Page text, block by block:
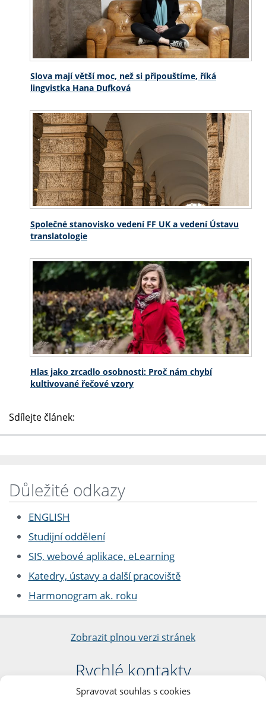
Spravovat souhlas s cookies
Slova mají větší moc, než si připouštíme, říká
lingvistka Hana Dufková
Společné stanovisko vedení FF UK a vedení Ústavu
translatologie
Hlas jako zrcadlo osobnosti: Proč nám chybí
kultivované řečové vzory
Sdílejte článek:
Důležité odkazy
ENGLISH
Studijní oddělení
SIS, webové aplikace, eLearning
Katedry, ústavy a další pracoviště
Harmonogram ak. roku
Zobrazit plnou verzi stránek
Rychlé kontakty
Filozofická fakulta